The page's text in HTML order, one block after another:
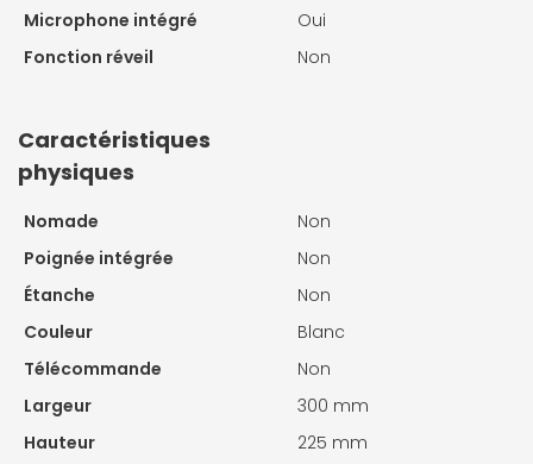
Microphone intégré
Oui
Fonction réveil
Non
Caractéristiques
physiques
Nomade
Non
Poignée intégrée
Non
Étanche
Non
Couleur
Blanc
Télécommande
Non
Largeur
300 mm
Hauteur
225 mm